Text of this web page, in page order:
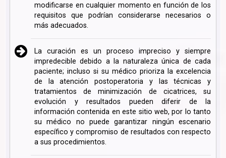
modificarse en cualquier momento en función de los
requisitos que podrían considerarse necesarios o
más adecuados.
La curación es un proceso impreciso y siempre
impredecible debido a la naturaleza única de cada
paciente; incluso si su médico prioriza la excelencia
de la atención postoperatoria y las técnicas y
tratamientos de minimización de cicatrices, su
evolución y resultados pueden diferir de la
información contenida en este sitio web, por lo tanto
su médico no puede garantizar ningún escenario
específico y compromiso de resultados con respecto
a sus procedimientos.